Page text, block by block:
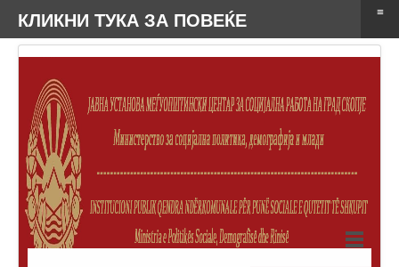
КЛИКНИ ТУКА ЗА ПОВЕЌЕ ≡